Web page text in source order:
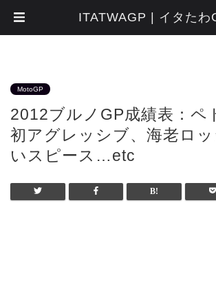
MotoGP
2012ブルノGP成績表：ペ
初アグレッシブ、海老ロ
いスピース…etc
ITATWAGP | イタたわ